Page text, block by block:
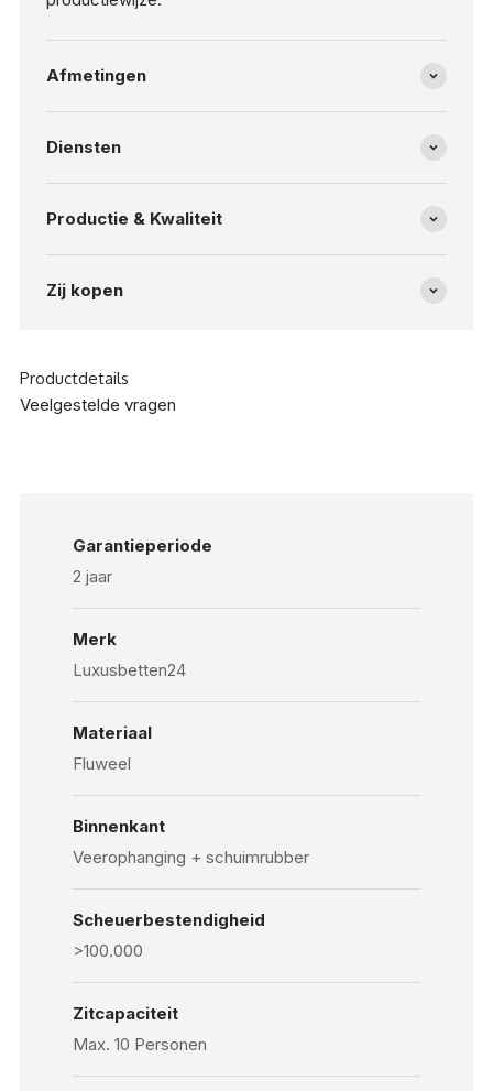
Afmetingen
Diensten
Productie & Kwaliteit
Zij kopen
Productdetails
Veelgestelde vragen
Garantieperiode
2 jaar
Merk
Luxusbetten24
Materiaal
Fluweel
Binnenkant
Veerophanging + schuimrubber
Scheuerbestendigheid
>100.000
Zitcapaciteit
Max. 10 Personen